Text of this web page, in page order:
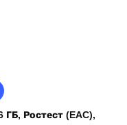
ГБ, Ростест (EAC),